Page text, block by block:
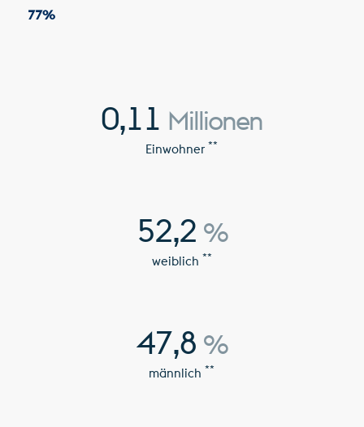
77%
0,11 Millionen
Einwohner **
52,2 %
weiblich **
47,8 %
männlich **